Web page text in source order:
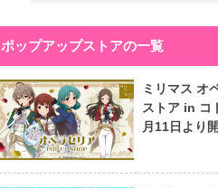
ポップアップストアの一覧
ミリマス オ
ストア in コ
月11日より